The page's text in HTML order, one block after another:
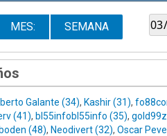
MES: SEMANA
Galante (34), Kashir (31),
(41), bl55infobl55info (35),
(48), Neodivert (32), Oscar